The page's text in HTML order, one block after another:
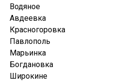
Водяное
Авдеевка
Красногоровка
Павлополь
Марьинка
Богдановка
Широкине